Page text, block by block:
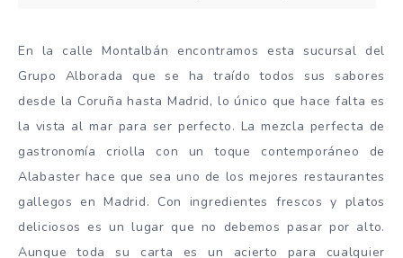
En la calle Montalbán encontramos esta sucursal del
Grupo Alborada que se ha traído todos sus sabores
desde la Coruña hasta Madrid, lo único que hace falta es
la vista al mar para ser perfecto. La mezcla perfecta de
gastronomía criolla con un toque contemporáneo de
Alabaster hace que sea uno de los mejores restaurantes
gallegos en Madrid. Con ingredientes frescos y platos
deliciosos es un lugar que no debemos pasar por alto.
Aunque toda su carta es un acierto para cualquier